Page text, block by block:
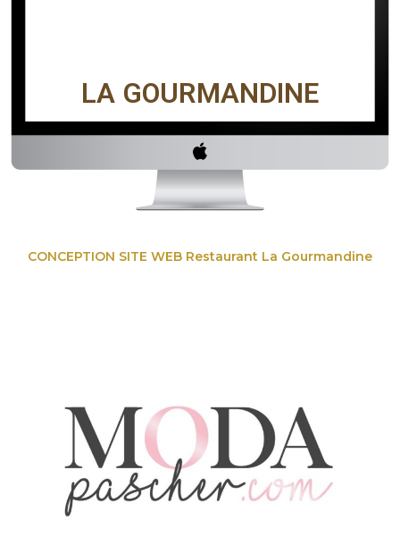
LA GOURMANDINE
CONCEPTION SITE WEB Restaurant La Gourmandine